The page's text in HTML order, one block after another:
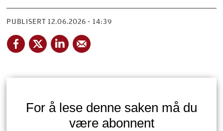
PUBLISERT 12.06.2026 - 14:39
For å lese denne saken må du
være abonnent